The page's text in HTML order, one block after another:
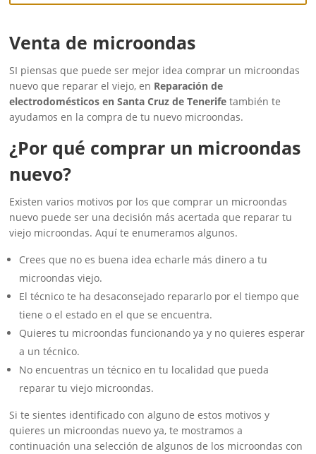
Venta de microondas
SI piensas que puede ser mejor idea comprar un microondas
nuevo que reparar el viejo, en Reparación de
electrodomésticos en Santa Cruz de Tenerifetambién te
ayudamos en la compra de tu nuevo microondas.
¿Por qué comprar un microondas
nuevo?
Existen varios motivos por los que comprar un microondas
nuevo puede ser una decisión más acertada que reparar tu
viejo microondas. Aquí te enumeramos algunos.
Crees que no es buena idea echarle más dinero a tu
microondas viejo.
El técnico te ha desaconsejado repararlo por el tiempo que
tiene o el estado en el que se encuentra.
Quieres tu microondas funcionando ya y no quieres esperar
a un técnico.
No encuentras un técnico en tu localidad que pueda
reparar tu viejo microondas.
Si te sientes identificado con alguno de estos motivos y
quieres un microondas nuevo ya, te mostramos a
continuación una selección de algunos de los microondas con